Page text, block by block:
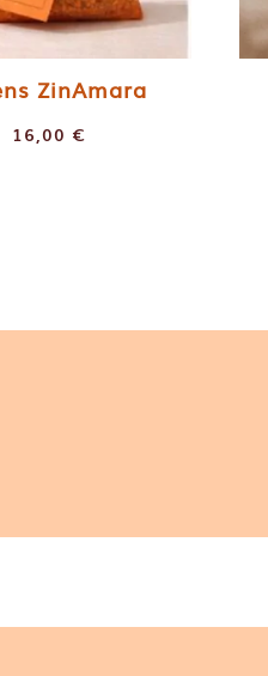
ZinAmara
16,00 €